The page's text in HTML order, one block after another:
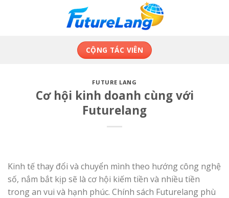
CỘNG TÁC VIÊN
FUTURE LANG
Cơ hội kinh doanh cùng với
Futurelang
Kinh tế thay đổi và chuyển mình theo hướng công nghệ
số, nắm bắt kịp sẽ là cơ hội kiếm tiền và nhiều tiền
trong an vui và hạnh phúc. Chính sách Futurelang phù